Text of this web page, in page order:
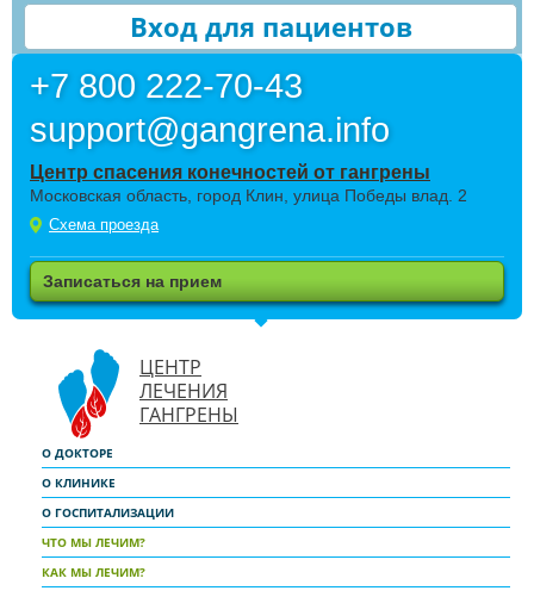
Вход для пациентов
+7 800 222-70-43
support@gangrena.info
Центр спасения конечностей от гангрены
Московская область, город Клин, улица Победы влад. 2
Схема проезда
Записаться на прием
ЦЕНТР
ЛЕЧЕНИЯ
ГАНГРЕНЫ
О ДОКТОРЕ
О КЛИНИКЕ
О ГОСПИТАЛИЗАЦИИ
ЧТО МЫ ЛЕЧИМ?
КАК МЫ ЛЕЧИМ?